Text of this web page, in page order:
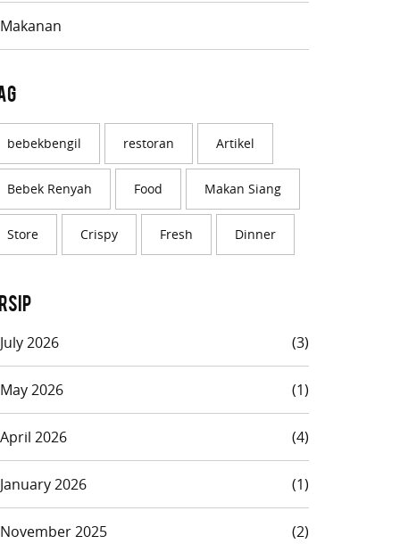
Makanan
bebekbengil restoran Artikel
Bebek Renyah Food Makan Siang
Store Crispy Fresh Dinner
July 2026 (3)
May 2026 (1)
April 2026 (4)
January 2026 (1)
November 2025 (2)